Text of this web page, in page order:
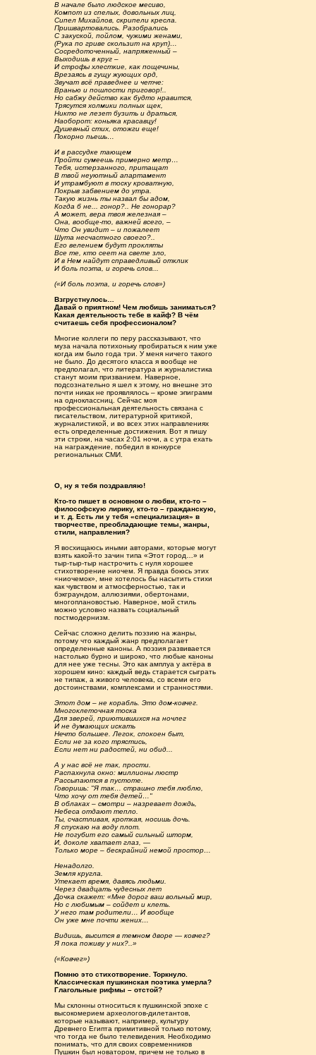
В начале было людское месиво,
Компот из спелых, довольных лиц,
Сипел Михайлов, скрипели кресла.
Пришвартовались. Разобрались
С закуской, пойлом, чужими женами,
(Рука по гриве скользит на круп)…
Сосредоточенный, напряженный –
Выходишь в круг –
И строфы хлесткие, как пощечины,
Врезаясь в гущу жующих орд,
Звучат всё праведнее и четче:
Вранью и пошлости приговор!..
Но сабжу действо как будто нравится,
Трясутся холмики полных щек,
Никто не лезет бузить и драться,
Наоборот: коньяка красавцу!
Душевный стих, отожги еще!
Покорно пьешь…
И в рассудке тающем
Пройти сумеешь примерно метр…
Тебя, истерзанного, притащат
В твой неуютный апартамент
И утрамбуют в тоску кроватную,
Покрыв забвением до утра.
Такую жизнь ты назвал бы адом,
Когда б не... гонор?.. Не гонорар?
А может, вера твоя железная –
Она, вообще-то, важней всего, –
Что Он увидит – и пожалеет
Шута несчастного своего?..
Его велением будут прокляты
Все те, кто сеет на свете зло,
И в Нем найдут справедливый отклик
И боль поэта, и горечь слов...
(«И боль поэта, и горечь слов»)
Взгрустнулось…
Давай о приятном! Чем любишь заниматься?
Какая деятельность тебе в кайф? В чём
считаешь себя профессионалом?
Многие коллеги по перу рассказывают, что
муза начала потихоньку пробираться к ним уже
когда им было года три. У меня ничего такого
не было. До десятого класса я вообще не
предполагал, что литература и журналистика
станут моим призванием. Наверное,
подсознательно я шел к этому, но внешне это
почти никак не проявлялось – кроме эпиграмм
на одноклассниц. Сейчас моя
профессиональная деятельность связана с
писательством, литературной критикой,
журналистикой, и во всех этих направлениях
есть определенные достижения. Вот я пишу
эти строки, на часах 2:01 ночи, а с утра ехать
на награждение, победил в конкурсе
региональных СМИ.
О, ну я тебя поздравляю!
Кто-то пишет в основном о любви, кто-то –
философскую лирику, кто-то – гражданскую,
и т. д. Есть ли у тебя «специализация» в
творчестве, преобладающие темы, жанры,
стили, направления?
Я восхищаюсь иными авторами, которые могут
взять какой-то зачин типа «Этот город…» и
тыр-тыр-тыр настрочить с нуля хорошее
стихотворение ниочем. Я правда боюсь этих
«ниочемок», мне хотелось бы насытить стихи
как чувством и атмосферностью, так и
бэкграундом, аллюзиями, обертонами,
многоплановостью. Наверное, мой стиль
можно условно назвать социальный
постмодернизм.
Сейчас сложно делить поэзию на жанры,
потому что каждый жанр предполагает
определенные каноны. А поэзия развивается
настолько бурно и широко, что любые каноны
для нее уже тесны. Это как амплуа у актёра в
хорошем кино: каждый ведь старается сыграть
не типаж, а живого человека, со всеми его
достоинствами, комплексами и странностями.
Этот дом – не корабль. Это дом-ковчег.
Многоклеточная тоска
Для зверей, приютившихся на ночлег
И не думающих искать
Нечто большее. Легок, спокоен быт,
Если не за кого трястись,
Если нет ни радостей, ни обид...
А у нас всё не так, прости.
Распахнула окно: миллионы люстр
Рассыпаются в пустоте.
Говоришь: "Я так… страшно тебя люблю,
Что хочу от тебя детей…"
В облаках – смотри – назревает дождь,
Небеса отдают тепло.
Ты, счастливая, кроткая, носишь дочь.
Я спускаю на воду плот.
Не погубит его самый сильный шторм,
И, доколе хватает глаз, —
Только море – бескрайний немой простор…
Ненадолго.
Земля кругла.
Утекает время, давясь людьми.
Через двадцать чудесных лет
Дочка скажет: «Мне дорог ваш вольный мир,
Но с любимым – сойдет и клеть.
У него там родители… И вообще
Он уже мне почти жених…
Видишь, высится в темном дворе — ковчег?
Я пока поживу у них?..»
(«Ковчег»)
Помню это стихотворение. Торкнуло.
Классическая пушкинская поэтика умерла?
Глагольные рифмы – отстой?
Мы склонны относиться к пушкинской эпохе с
высокомерием археологов-дилетантов,
которые называют, например, культуру
Древнего Египта примитивной только потому,
что тогда не было телевидения. Необходимо
понимать, что для своих современников
Пушкин был новатором, причем не только в